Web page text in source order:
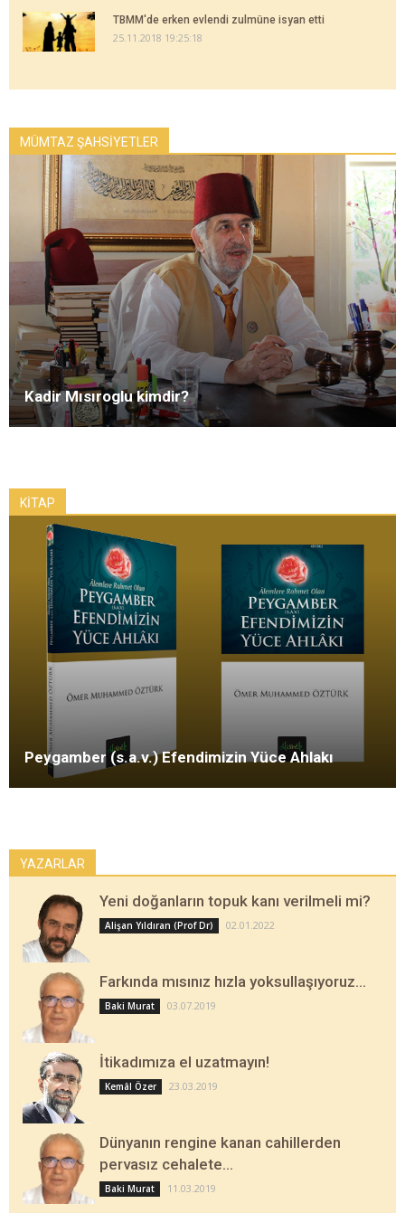
TBMM'de erken evlendi zulmüne isyan etti
25.11.2018 19:25:18
MÜMTAZ ŞAHSİYETLER
Kadir Mısıroglu kimdir?
KİTAP
Peygamber (s.a.v.) Efendimizin Yüce Ahlakı
YAZARLAR
Yeni doğanların topuk kanı verilmeli mi?
Alişan Yıldıran (Prof Dr) 02.01.2022
Farkında mısınız hızla yoksullaşıyoruz…
Baki Murat 03.07.2019
İtikadımıza el uzatmayın!
Kemâl Özer 23.03.2019
Dünyanın rengine kanan cahillerden
pervasız cehalete…
Baki Murat 11.03.2019